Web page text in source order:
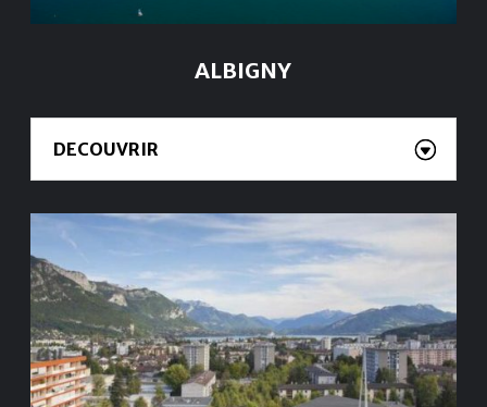
ALBIGNY
DECOUVRIR